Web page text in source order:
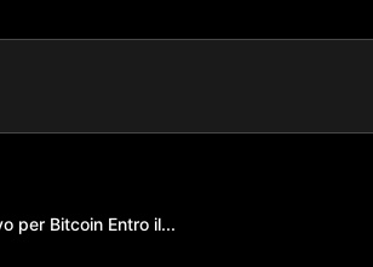
per Bitcoin Entro il...